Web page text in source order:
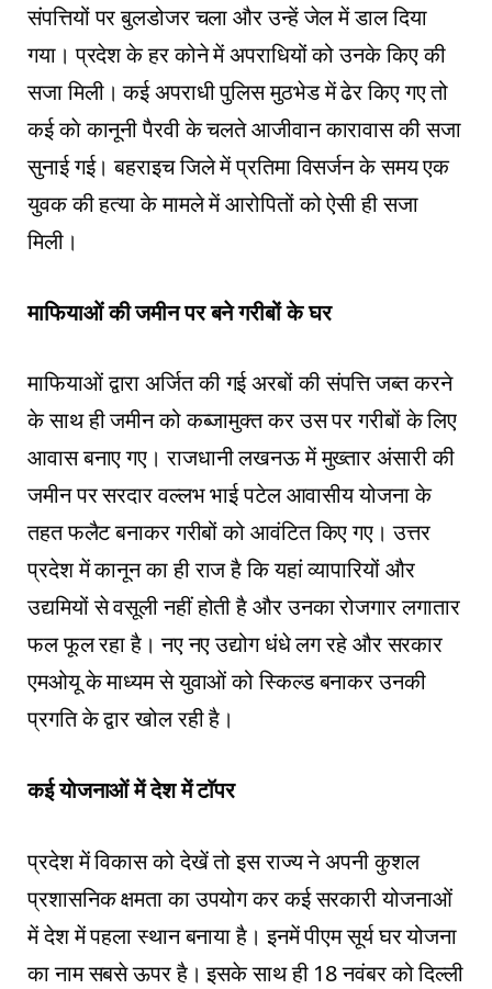
संपत्तियों पर बुलडोजर चला और उन्हें जेल में डाल दिया
गया। प्रदेश के हर कोने में अपराधियों को उनके किए की
सजा मिली। कई अपराधी पुलिस मुठभेड में ढेर किए गए तो
कई काे कानूनी पैरवी के चलते आजीवान कारावास की सजा
सुनाई गई। बहराइच जिले में प्रतिमा विसर्जन के समय एक
युवक की हत्या के मामले में आरोपितों को ऐसी ही सजा
मिली।
मा​फियाओं की जमीन पर बने गरीबों के घर
माफियाओं द्वारा अर्जित की गई अरबों की संपत्ति जब्त करने
के ​साथ ही जमीन को कब्जामुक्त कर उस पर गरीबों के लिए
आवास बनाए गए। राजधानी लखनऊ में मुख्तार अंसारी की
जमीन पर सरदार वल्लभ भाई पटेल आवासीय योजना के
तहत फलैट बनाकर गरीबों को आवंटित किए गए। उत्तर
प्रदेश में कानून का ही राज है कि यहां व्यापारियों और
उद्यमियों से वसूली नहीं होती है और उनका रोजगार लगातार
फल फूल रहा है। नए नए उद्योग धंधे लग रहे और सरकार
एमओयू के माध्यम से युवाओं को स्किल्ड बनाकर उनकी
प्रगति के द्वार खोल रही है।
कई याेजनाओं में देश में टाॅपर
प्रदेश में विकास को देखें तो इस राज्य ने अपनी कुशल
प्रशासनिक क्षमता का उपयोग कर कई सरकारी योजनाओं
में देश में पहला स्थान बनाया है। इनमें पीएम सूर्य घर योजना
का नाम सबसे ऊपर है। इसके साथ ही 18 नवंबर को दिल्ली